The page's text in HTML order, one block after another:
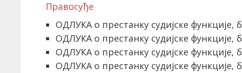
Правосуђе
ОДЛУКА о престанку судијске функције,
ОДЛУКА о престанку судијске функције,
ОДЛУКА о престанку судијске функције,
ОДЛУКА о престанку судијске функције,